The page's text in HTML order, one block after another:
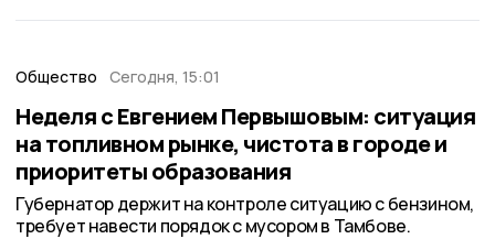
Общество Сегодня, 15:01
Неделя с Евгением Первышовым: ситуация
на топливном рынке, чистота в городе и
приоритеты образования
Губернатор держит на контроле ситуацию с бензином,
требует навести порядок с мусором в Тамбове.